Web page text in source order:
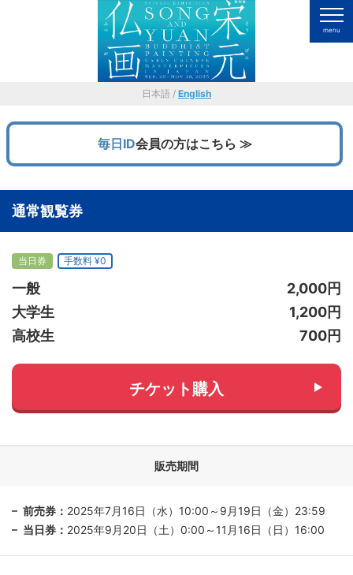
日本語 / English
毎日ID会員の方はこちら ≫
通常観覧券
当日券 手数料 ¥0
一般
2,000円
大学生
1,200円
高校生
700円
チケット購入
販売期間
前売券： 2025年7月16日（水）10:00～9月19日（金）23:59
当日券： 2025年9月20日（土）0:00～11月16日（日）16:00